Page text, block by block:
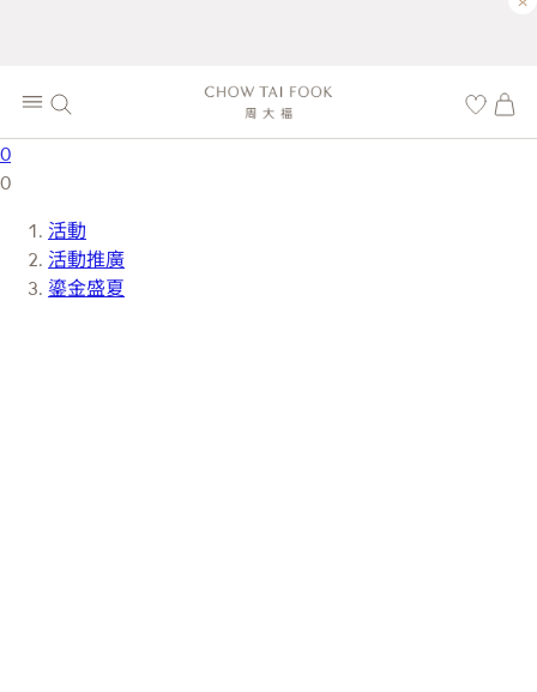
0
0
活動
活動推廣
鎏金盛夏